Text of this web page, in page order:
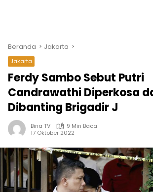
Beranda Jakarta
Jakarta
Ferdy Sambo Sebut Putri
Candrawathi Diperkosa
Dibanting Brigadir J
Bina TV
9 Min Baca
17 Oktober 2022